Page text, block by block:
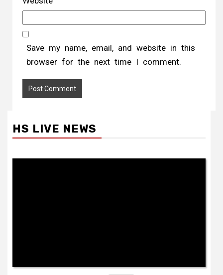
Save my name, email, and website in this
browser for the next time I comment.
HS LIVE NEWS